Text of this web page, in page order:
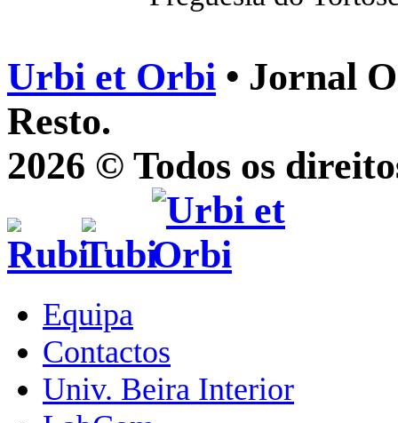
Urbi et Orbi • Jornal
Resto.
2026 © Todos os
Equipa
Contactos
Univ. Beira Interior